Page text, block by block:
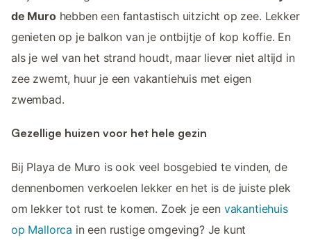
de Murohebben een fantastisch uitzicht op zee. Lekker
genieten op je balkon van je ontbijtje of kop koffie. En
als je wel van het strand houdt, maar liever niet altijd in
zee zwemt, huur je een vakantiehuis met eigen
zwembad.
Gezellige huizen voor het hele gezin
Bij Playa de Muro is ook veel bosgebied te vinden, de
dennenbomen verkoelen lekker en het is de juiste plek
om lekker tot rust te komen. Zoek je een vakantiehuis
op Mallorca in een rustige omgeving? Je kunt